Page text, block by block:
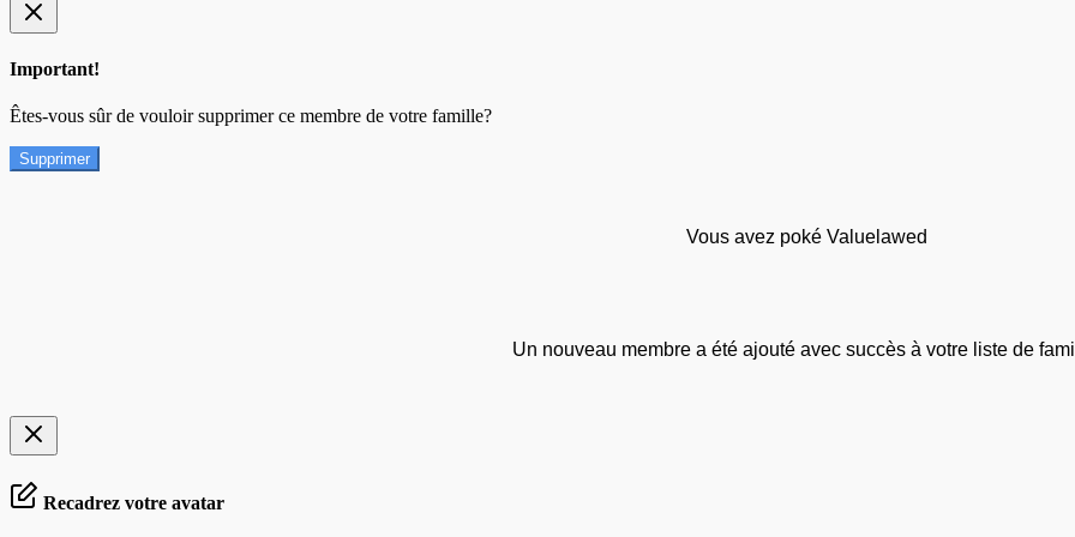
Important!
Êtes-vous sûr de vouloir supprimer ce membre de votre famille?
Supprimer
Vous avez poké Valuelawed
Un nouveau membre a été ajouté avec succès à votre liste de
Recadrez votre avatar